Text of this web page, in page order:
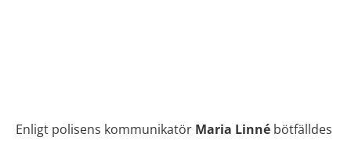
Enligt polisens kommunikatör Maria Linné bötfälldes